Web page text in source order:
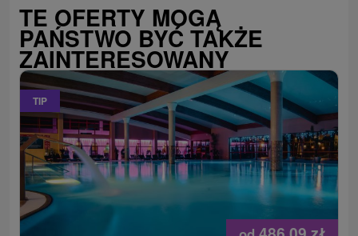
TE OFERTY MOGĄ
PAŃSTWO BYĆ TAKŻE
ZAINTERESOWANY
TIP